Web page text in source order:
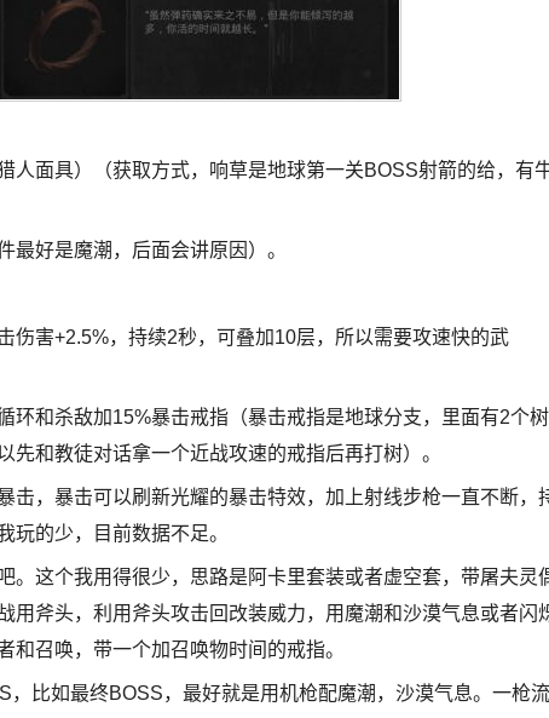
面具）（获取方式，响草是地球第一关BOSS射箭的给，有
好是魔潮，后面会讲原因）。
害+2.5%，持续2秒，可叠加10层，所以需要攻速快的武
和杀敌加15%暴击戒指（暴击戒指是地球分支，里面有2个树
和教徒对话拿一个近战攻速的戒指后再打树）。
，暴击可以刷新光耀的暴击特效，加上射线步枪一直不断，
玩的少，目前数据不足。
这个我用得很少，思路是阿卡里套装或者虚空套，带屠夫灵
用斧头，利用斧头攻击回改装威力，用魔潮和沙漠气息或者闪
召唤，带一个加召唤物时间的戒指。
比如最终BOSS，最好就是用机枪配魔潮，沙漠气息。一枪流